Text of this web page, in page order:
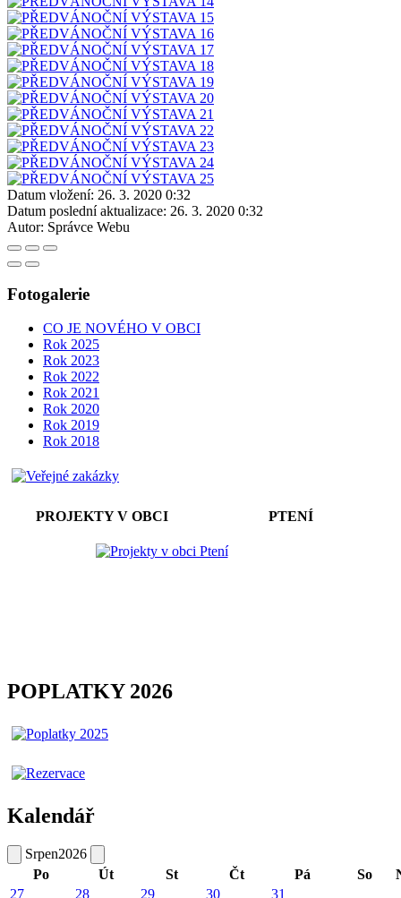
Datum vložení: 26. 3. 2020 0:32
Datum poslední aktualizace: 26. 3. 2020 0:32
Autor: Správce Webu
Fotogalerie
CO JE NOVÉHO V OBCI
Rok 2025
Rok 2023
Rok 2022
Rok 2021
Rok 2020
Rok 2019
Rok 2018
PROJEKTY V OBCI PTENÍ
POPLATKY 2026
Kalendář
Srpen2026
Po
Út St Čt Pá So
27
28 29 30 31